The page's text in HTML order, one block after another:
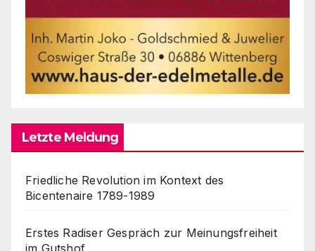
Letzte Meldung
Friedliche Revolution im Kontext des
Bicentenaire 1789-1989
Erstes Radiser Gespräch zur Meinungsfreiheit